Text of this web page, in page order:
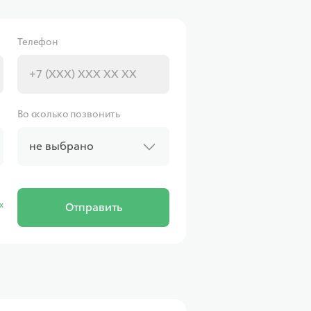
Телефон
Во сколько позвонить
не выбрано
Отправить